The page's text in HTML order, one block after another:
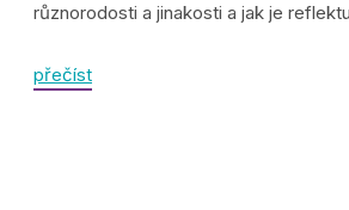
různorodosti a jinakosti a jak je
přečíst